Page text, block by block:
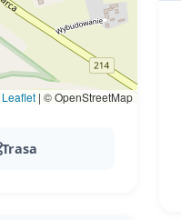
Leaflet | © OpenStreetMap
Trasa